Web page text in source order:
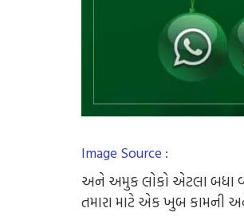
Image Source :
અને અમુક લોકો એટલા બધા
તમારા માટે એક ખુબ કામની